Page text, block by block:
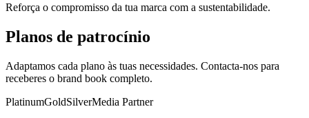
Reforça o compromisso da tua marca com a sustentabilidade.
Planos de patrocínio
Adaptamos cada plano às tuas necessidades. Contacta-nos para
receberes o brand book completo.
PlatinumGoldSilverMedia Partner